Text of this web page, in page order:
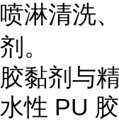
喷淋清洗
剂。
胶黏剂与
水性 PU